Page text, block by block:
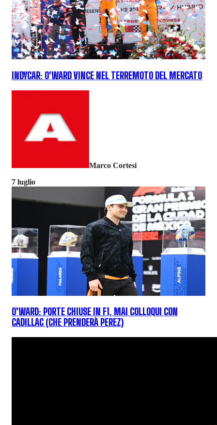
INDYCAR: O'WARD VINCE NEL TERREMOTO DEL MERCATO
Marco Cortesi
7 luglio
O'WARD: PORTE CHIUSE IN F1, MAI COLLOQUI CON
CADILLAC (CHE PRENDERÀ PEREZ)